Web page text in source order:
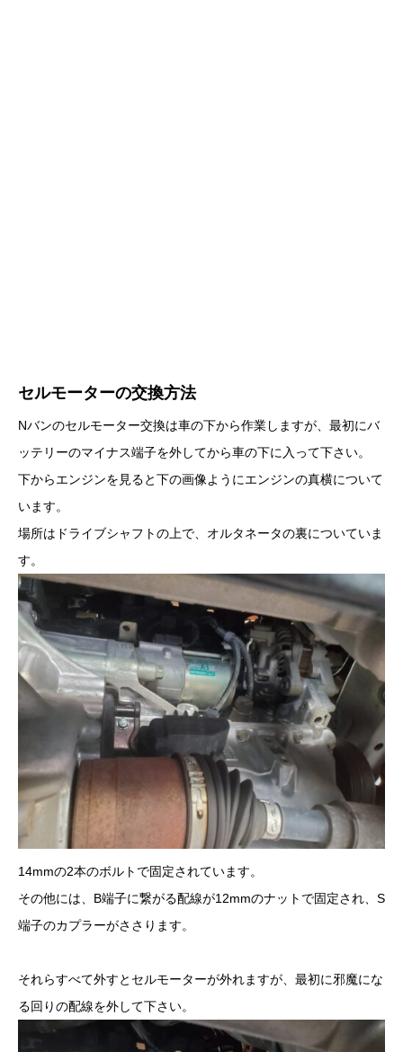
セルモーターの交換方法
Nバンのセルモーター交換は車の下から作業しますが、最初にバ
ッテリーのマイナス端子を外してから車の下に入って下さい。
下からエンジンを見ると下の画像ようにエンジンの真横について
います。
場所はドライブシャフトの上で、オルタネータの裏についていま
す。
14mmの2本のボルトで固定されています。
その他には、B端子に繋がる配線が12mmのナットで固定され、S
端子のカプラーがささります。
それらすべて外すとセルモーターが外れますが、最初に邪魔にな
る回りの配線を外して下さい。